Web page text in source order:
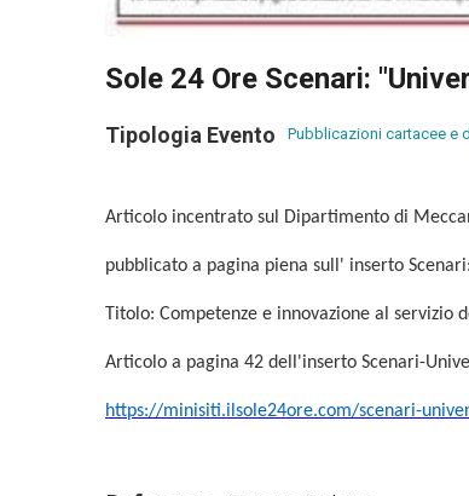
Sole 24 Ore Scenari:
Tipologia Evento Pubblicazioni cartacee e
Articolo incentrato sul Dipartimento di
pubblicato a pagina piena sull' inserto
Titolo: Competenze e innovazione al servizio
Articolo a pagina 42 dell'inserto Scenari-
https://minisiti.ilsole24ore.com/scenari-